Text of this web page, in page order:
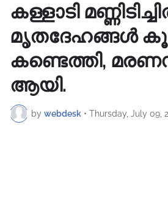
കള്ളാടി
മൃതദേഹങ്ങൾ
കണ്ടെത്തി,
ആയി.
by webdesk • Thursday, July 09,